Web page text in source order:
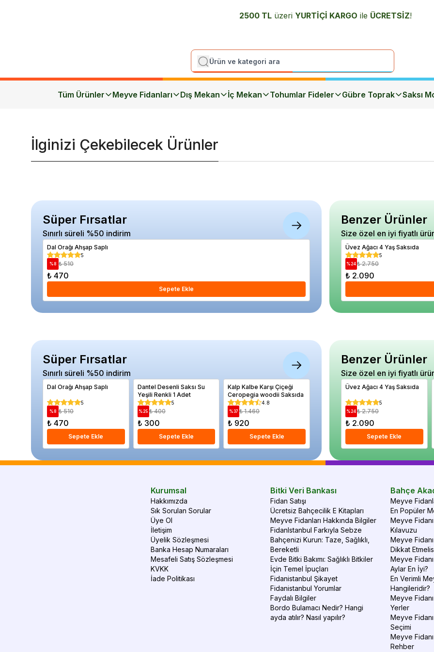
2500 TL üzeri YURTİÇİ KARGO ile ÜCRETSİZ!
Tüm Ürünler Meyve Fidanları Dış Mekan İç Mekan Tohumlar Fideler Gübre Toprak Saksı
İlginizi Çekebilecek Ürünler
Süper Fırsatlar
Sınırlı süreli %50 indirim
Dal Orağı Ahşap Saplı
5
% 8 ₺ 510
₺ 470
Sepete Ekle
Dantel Desenli Saksı Su Yeşili Renkli 1 Adet
5
Benzer Ürünler
Size özel en iyi fiyatlı
Üvez Ağacı 4 Yaş Saksıda
5
%24 ₺ 2.750
₺ 2.090
Süper Fırsatlar
Sınırlı süreli %50 indirim
Dal Orağı Ahşap Saplı
5
% 8 ₺ 510
₺ 470
Sepete Ekle
Dantel Desenli Saksı Su
Yeşili Renkli 1 Adet
5
%25 ₺ 400
₺ 300
Sepete Ekle
Kalp Kalbe Karşı Çiçeği
Ceropegia woodii Saksıda
4.8
%37 ₺ 1.460
₺ 920
Sepete Ekle
Fırça Çalısı Callistemon
5
Sepete Ekle
Ayva
₺
Benzer Ürünler
Size özel en iyi fiyatlı
Üvez Ağacı 4 Yaş Saksıda
5
%24 ₺ 2.750
₺ 2.090
Sepete Ekle
Kurumsal
Hakkımızda
Sık Sorulan Sorular
Üye Ol
İletişim
Üyelik Sözleşmesi
Banka Hesap Numaraları
Mesafeli Satış Sözleşmesi
KVKK
İade Politikası
Bitki Veri Bankası
Fidan Satışı
Ücretsiz Bahçecilik E Kitapları
Meyve Fidanları Hakkında Bilgiler
FidanIstanbul Farkıyla Sebze
Bahçenizi Kurun: Taze, Sağlıklı,
Bereketli
Evde Bitki Bakımı: Sağlıklı Bitkiler
İçin Temel İpuçları
Fidanistanbul Şikayet
Fidanistanbul Yorumlar
Faydalı Bilgiler
Bordo Bulamacı Nedir? Hangi
ayda atılır? Nasıl yapılır?
Bahçe
Meyve
En Popüler
Meyve
Kılavuzu
Meyve
Dikkat
Meyve
Aylar En İyi?
En Verimli
Hangileridir?
Meyve
Yerler
Meyve
Seçimi
Meyve Fidanı
Rehber